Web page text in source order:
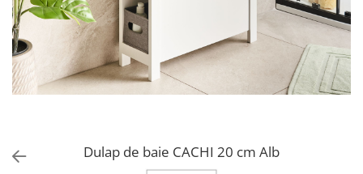
Dulap de baie cu oglindă
Dulap mic de baie
Etajeră pentru baie
Sisteme de Dus
Cabine de dus
Baterii termostatice
Coloane de duș cu baterie
CHIUVETE STICLA
COMPACT
DISPOZITIVE DETERGENT
ELEGANT
FORM
INTERMEZZO Dulap de baie CACHI 20 cm Alb